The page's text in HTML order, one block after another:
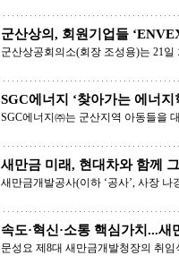
군산상의, 회원기업들
군산상공회의소(회장 조성용)는 21
SGC에너지 ‘찾아가는 에너지
SGC에너지㈜는 군산지역 아동들을
새만금 미래, 현대차와 함께
새만금개발공사(이하 ‘공사’, 사장
속도·혁신·소통 핵심가치...새
문성요 제8대 새만금개발청장의 취